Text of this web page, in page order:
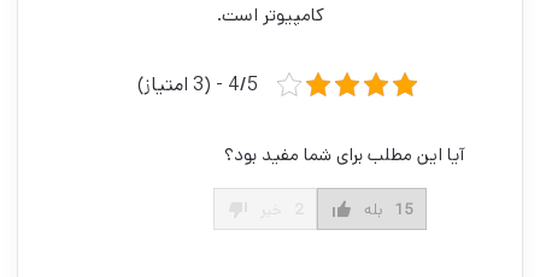
کامپیوتر است.
4/5 - (3 امتیاز)
آیا این مطلب برای شما مفید بود؟
بله 15